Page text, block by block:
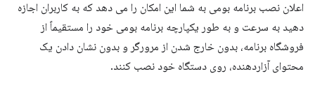
اعلان نصب برنامه بومی به شما این امکان را می دهد که به کاربران اجازه
دهید به سرعت و به طور یکپارچه برنامه بومی خود را مستقیماً از
فروشگاه برنامه، بدون خارج شدن از مرورگر و بدون نشان دادن یک
محتوای آزاردهنده، روی دستگاه خود نصب کنند.